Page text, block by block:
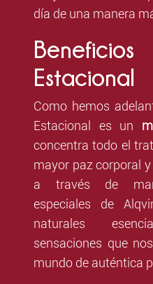
día de una manera
Estacional
Como hemos
Estacional es un
concentra todo el
mayor paz corporal
a través de
especiales de
naturales
sensaciones que
mundo de auténtica